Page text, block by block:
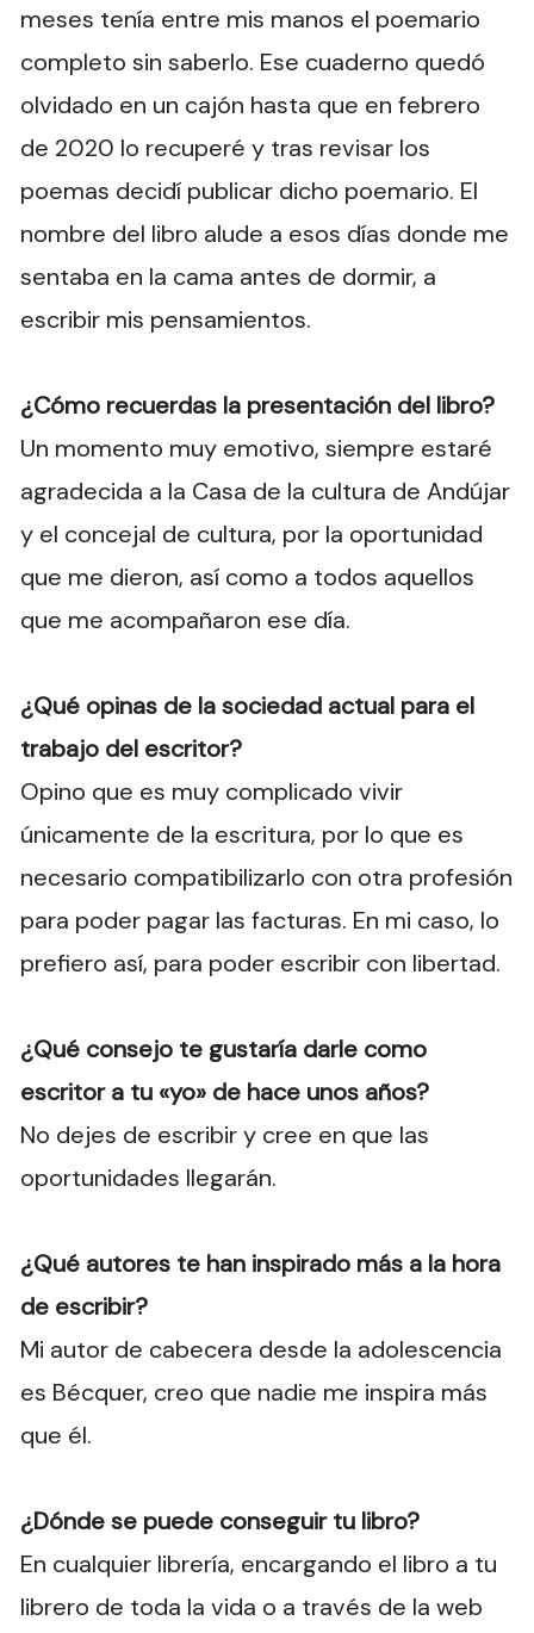
meses tenía entre mis manos el poemario
completo sin saberlo. Ese cuaderno quedó
olvidado en un cajón hasta que en febrero
de 2020 lo recuperé y tras revisar los
poemas decidí publicar dicho poemario. El
nombre del libro alude a esos días donde me
sentaba en la cama antes de dormir, a
escribir mis pensamientos.
¿Cómo recuerdas la presentación del libro?
Un momento muy emotivo, siempre estaré
agradecida a la Casa de la cultura de Andújar
y el concejal de cultura, por la oportunidad
que me dieron, así como a todos aquellos
que me acompañaron ese día.
¿Qué opinas de la sociedad actual para el
trabajo del escritor?
Opino que es muy complicado vivir
únicamente de la escritura, por lo que es
necesario compatibilizarlo con otra profesión
para poder pagar las facturas. En mi caso, lo
prefiero así, para poder escribir con libertad.
¿Qué consejo te gustaría darle como
escritor a tu «yo» de hace unos años?
No dejes de escribir y cree en que las
oportunidades llegarán.
¿Qué autores te han inspirado más a la hora
de escribir?
Mi autor de cabecera desde la adolescencia
es Bécquer, creo que nadie me inspira más
que él.
¿Dónde se puede conseguir tu libro?
En cualquier librería, encargando el libro a tu
librero de toda la vida o a través de la web